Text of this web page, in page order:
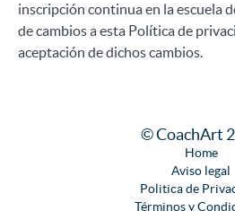
inscripción continua en la escuela
de cambios a esta Política de
aceptación de dichos cambios.
© CoachArt
Home
Aviso legal
Politica de
Términos y